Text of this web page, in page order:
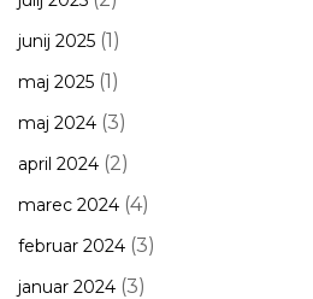
junij 2025 (1)
maj 2025 (1)
maj 2024 (3)
april 2024 (2)
marec 2024 (4)
februar 2024 (3)
januar 2024 (3)